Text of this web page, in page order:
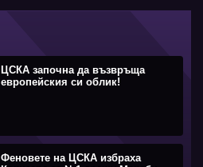
ЦСКА започна да възвръща
европейския си облик!
Феновете на ЦСКА избраха